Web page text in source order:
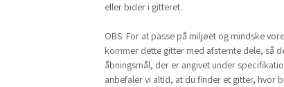
eller bider i gitteret.
OBS: For at passe på miljøet og mindske
kommer dette gitter med afstemte dele, så
åbningsmål, der er angivet under
anbefaler vi altid, at du finder et gitter, hvor